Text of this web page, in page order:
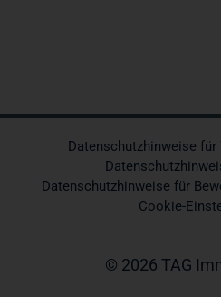
Datenschutzhinweise für
Datenschutzhinweise für
Cookie-
© 2026 TAG